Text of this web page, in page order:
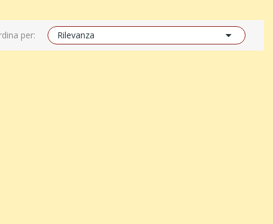
per: Rilevanza 